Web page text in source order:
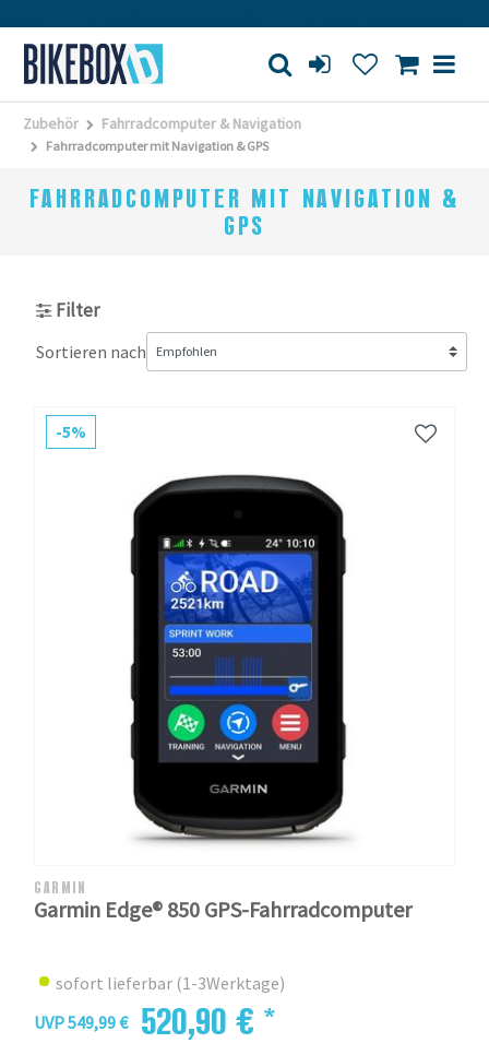
Zubehör Fahrradcomputer & Navigation
Fahrradcomputer mit Navigation & GPS
FAHRRADCOMPUTER MIT NAVIGATION &
GPS
Filter
Sortieren nach
-5%
GARMIN
Garmin Edge® 850 GPS-Fahrradcomputer
sofort lieferbar (1-3Werktage)
UVP 549,99 €
520,90 € *